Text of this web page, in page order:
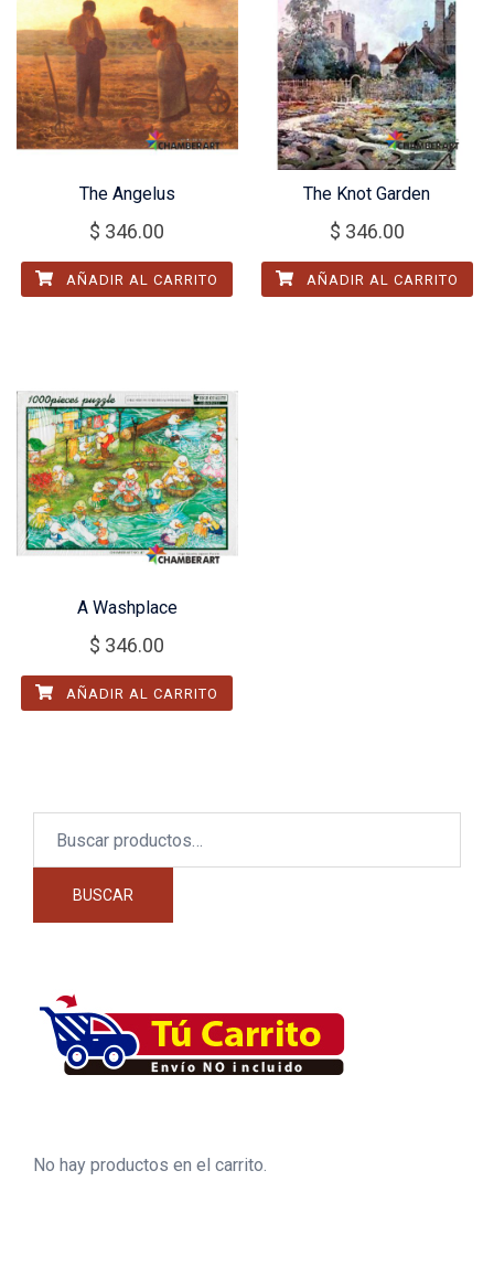
The Angelus
$ 346.00
AÑADIR AL CARRITO
The Knot Garden
$ 346.00
AÑADIR AL CARRITO
A Washplace
$ 346.00
AÑADIR AL CARRITO
BUSCAR
No hay productos en el carrito.